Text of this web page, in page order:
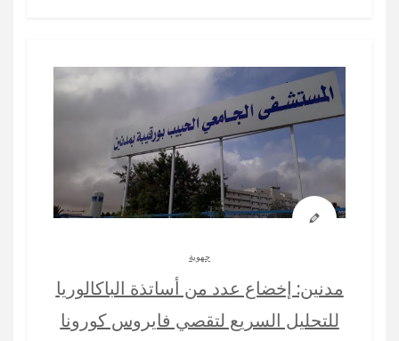
جهوية
مدنين: إخضاع عدد من أساتذة الباكالوريا
للتحليل السريع لتقصي فايروس كورونا